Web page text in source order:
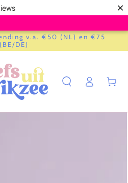
×
v.a. €50 (NL) en €75
(BE/DE)
in